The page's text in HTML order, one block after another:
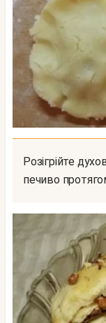
Розігрійте духовку до 180 градусів. Запікайте
печиво